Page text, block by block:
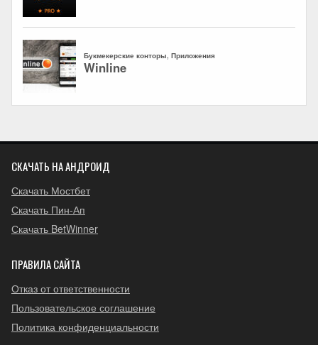
СКАЧАТЬ НА АНДРОИД
Скачать Мостбет
Скачать Пин-Ап
Скачать BetWinner
ПРАВИЛА САЙТА
Отказ от ответственности
Пользовательское соглашение
Политика конфиденциальности